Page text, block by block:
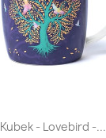
Kubek - Lovebird -...